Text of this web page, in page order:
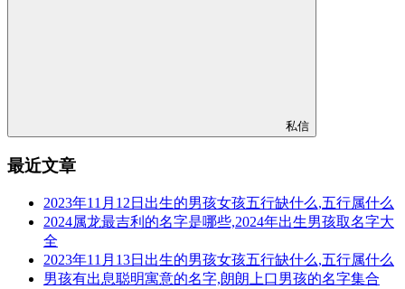
私信
最近文章
2023年11月12日出生的男孩女孩五行缺什么,五行属什么
2024属龙最吉利的名字是哪些,2024年出生男孩取名字大
全
2023年11月13日出生的男孩女孩五行缺什么,五行属什么
男孩有出息聪明寓意的名字,朗朗上口男孩的名字集合